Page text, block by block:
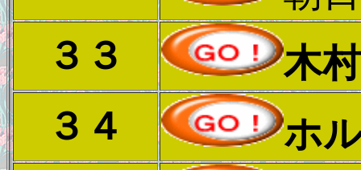
３３
木
３４
ホ